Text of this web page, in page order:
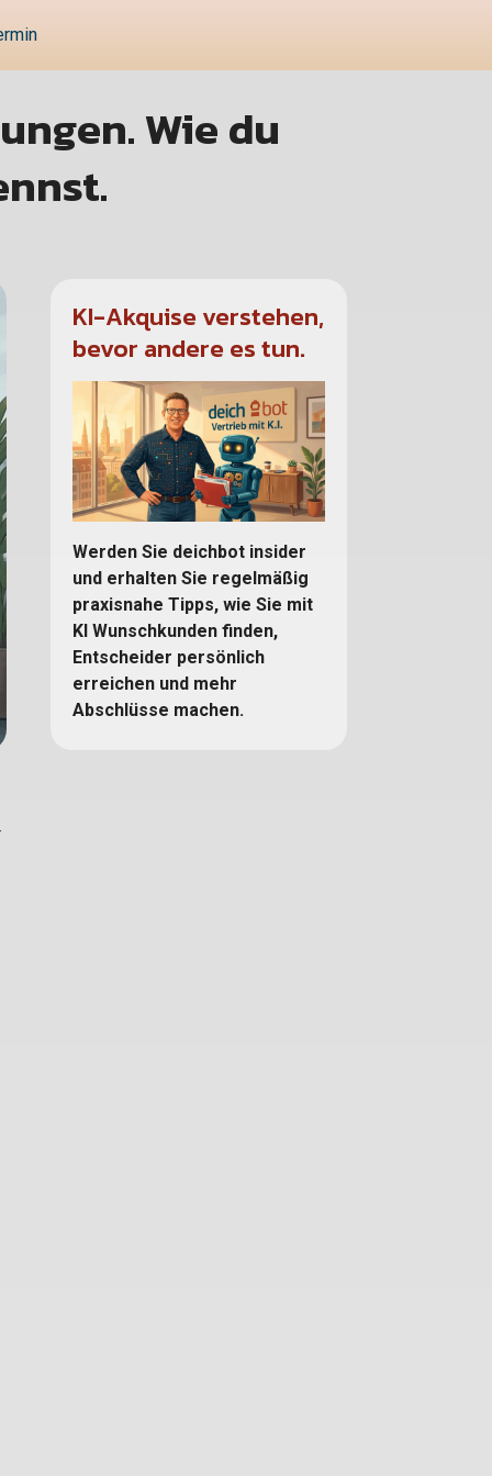
Wie du
KI-Akquise verstehen,
bevor andere es tun.
Werden Sie deichbot insider
und erhalten Sie regelmäßig
praxisnahe Tipps, wie Sie mit
KI Wunschkunden finden,
Entscheider persönlich
erreichen und mehr
Abschlüsse machen.